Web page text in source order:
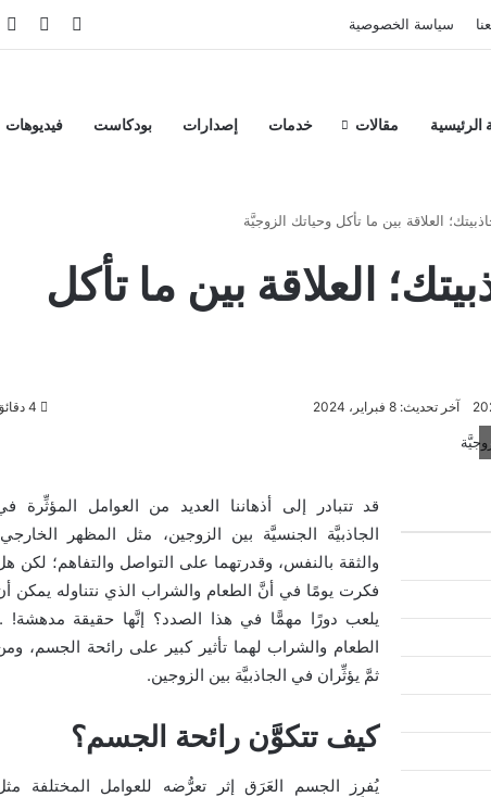
سياسة الخصوصية فيسبوك
مقالات خدمات إصدارات بودكاست فيديوهات
العلاقة بين ما تأكل وحياتك الزوجيَّة
العلاقة بين ما تأكل
آخر تحديث: 8 فبراير، 2024
قد تتبادر إلى أذهاننا العديد من العوامل المؤثِّرة
الجاذبيَّة الجنسيَّة بين الزوجين، مثل المظهر
والثقة بالنفس، وقدرتهما على التواصل والتفاهم؛ لكن
فكرت يومًا في أنَّ الطعام والشراب الذي نتناوله يمكن
يلعب دورًا مهمًّا في هذا الصدد؟ إنَّها حقيقة مدهشة!
الطعام والشراب لهما تأثير كبير على رائحة الجسم،
ثمَّ يؤثِّران في الجاذبيَّة بين الزوجين.
كيف تتكوَّن رائحة الجسم؟
يُفرِز الجسم العَرَق إثر تعرُّضه للعوامل المختلفة